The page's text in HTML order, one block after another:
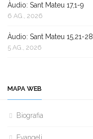
Àudio: Sant Mateu 17,1-9
6 AG., 2026
Àudio: Sant Mateu 15,21-28
5 AG., 2026
MAPA WEB
Biografia